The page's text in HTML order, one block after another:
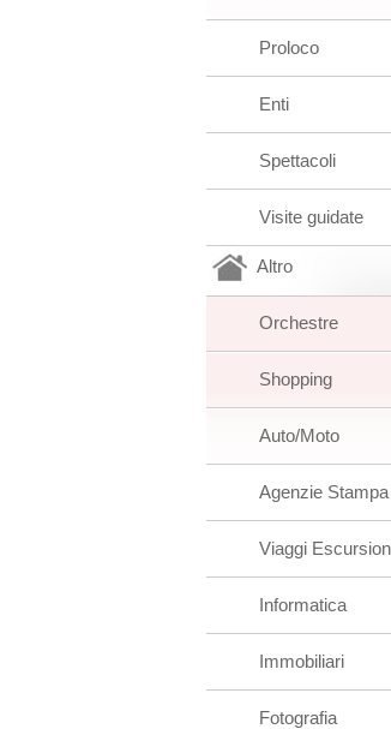
Proloco
Enti
Spettacoli
Visite guidate
Altro
Orchestre
Shopping
Auto/Moto
Agenzie Stampa
Viaggi
Informatica
Immobiliari
Fotografia